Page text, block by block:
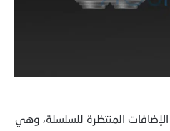
المنتظرة للسلسلة، وهي